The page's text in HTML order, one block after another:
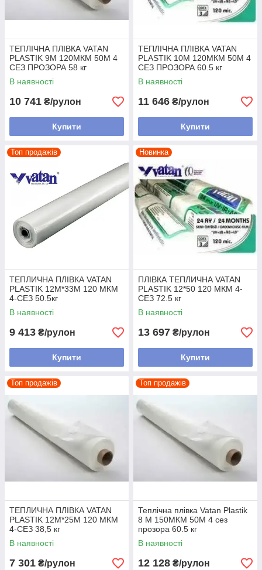
ТЕПЛІЧНА ПЛІВКА VATAN
PLASTIK 9М 120МКМ 50М 4
СЕЗ ПРОЗОРА 58 кг
В наявності
10 741 ₴/рулон
Купити
ТЕПЛІЧНА ПЛІВКА VATAN
PLASTIK 10М 120МКМ 50М 4
СЕЗ ПРОЗОРА 60.5 кг
В наявності
11 646 ₴/рулон
Купити
Топ продажів
ТЕПЛИЧНА ПЛІВКА VATAN
PLASTIK 12М*33М 120 МКМ
4-СЕЗ 50.5кг
В наявності
9 413 ₴/рулон
Купити
Новинка
ПЛІВКА ТЕПЛИЧНА VATAN
PLASTIK 12*50 120 МКМ 4-
СЕЗ 72.5 кг
В наявності
13 697 ₴/рулон
Купити
Топ продажів
ТЕПЛИЧНА ПЛІВКА VATAN
PLASTIK 12М*25М 120 МКМ
4-СЕЗ 38,5 кг
В наявності
7 301 ₴/рулон
Топ продажів
Теплічна плівка Vatan Plastik
8 М 150МКМ 50М 4 сез
прозора 60.5 кг
В наявності
12 128 ₴/рулон